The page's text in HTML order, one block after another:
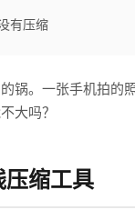
有压缩
锅。一张手机拍的
大吗？
压缩工具